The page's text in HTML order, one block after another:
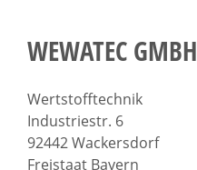
WEWATEC GMBH
Wertstofftechnik
Industriestr. 6
92442 Wackersdorf
Freistaat Bayern